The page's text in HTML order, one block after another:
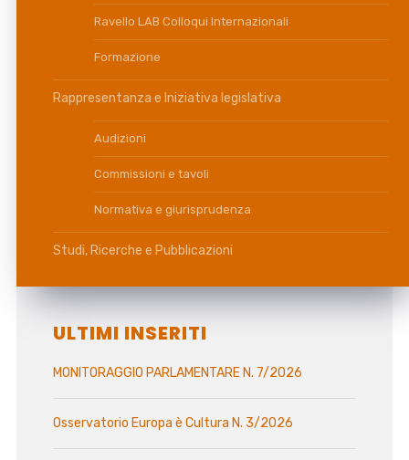
Ravello LAB Colloqui Internazionali
Formazione
Rappresentanza e Iniziativa legislativa
Audizioni
Commissioni e tavoli
Normativa e giurisprudenza
Studi, Ricerche e Pubblicazioni
ULTIMI INSERITI
MONITORAGGIO PARLAMENTARE N. 7/2026
Osservatorio Europa è Cultura N. 3/2026